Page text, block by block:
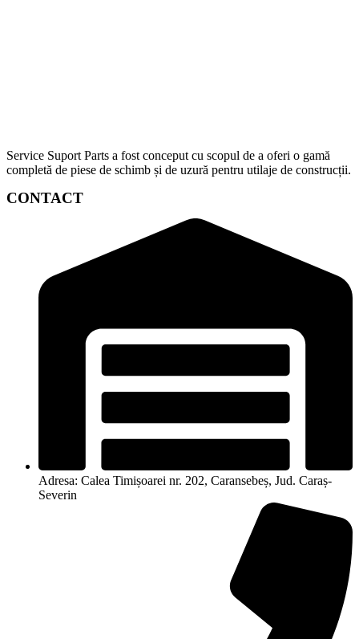
Service Suport Parts a fost conceput cu scopul de a oferi o gamă
completă de piese de schimb și de uzură pentru utilaje de construcții.
CONTACT
Adresa: Calea Timișoarei nr. 202, Caransebeș, Jud. Caraș-
Severin